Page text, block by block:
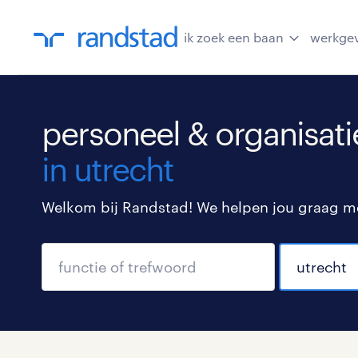
ik zoek een baan
personeel &
in utrecht
Welkom bij Randstad! We helpen jou graag